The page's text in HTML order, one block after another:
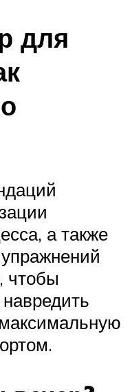
для
а также
чтобы